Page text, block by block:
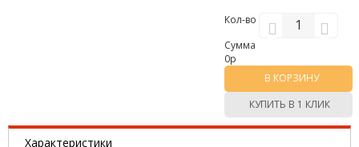
Кол-во
Сумма
0р
В КОРЗИНУ
КУПИТЬ В 1 КЛИК
Характеристики